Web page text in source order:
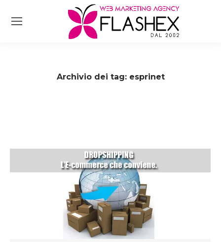
Archivio dei tag: esprinet